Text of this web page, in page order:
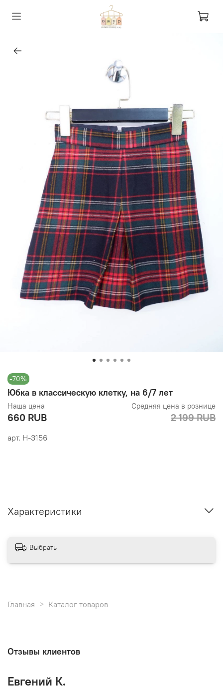
-70%
арт. Н-3156
Юбка в классическую клетку, на 6/7 лет
Наша цена
660 RUB
Средняя цена в рознице
2 199 RUB
Характеристики
Выбрать
Главная Каталог товаров
Отзывы клиентов
Евгений К.